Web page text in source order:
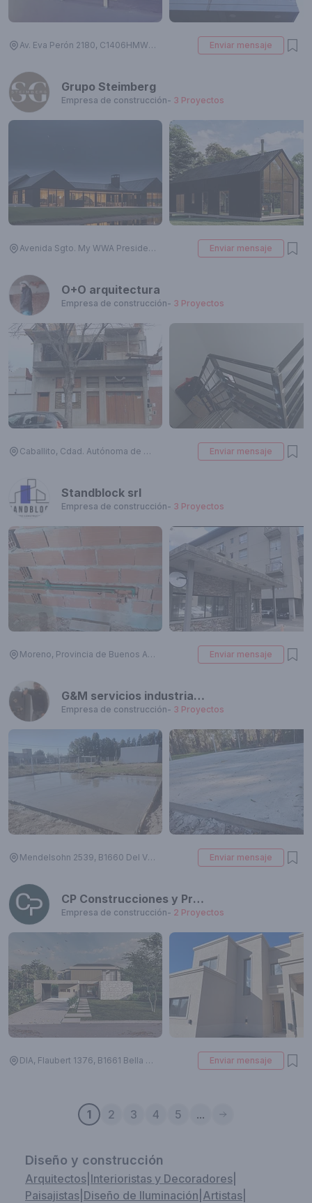
Av. Eva Perón 2180, C1406HMW Cdad. Autónoma de Buenos Aires, Argentina Enviar mensaje
Grupo Steimberg
Empresa de construcción- 3 Proyectos
Avenida Sgto. My WWA Presidente Derqui Buenos Aires AR, Av. Sgto. Cayetano Beliera 3025, B1629 Pilar, Provincia de Buenos Aires, Argentina Enviar mensaje
O+O arquitectura
Empresa de construcción- 3 Proyectos
Caballito, Cdad. Autónoma de Buenos Aires, Argentina Enviar mensaje
Standblock srl
Empresa de construcción- 3 Proyectos
Moreno, Provincia de Buenos Aires, Argentina Enviar mensaje
G&M servicios industriales
Empresa de construcción- 3 Proyectos
Mendelsohn 2539, B1660 Del Viso, Provincia de Buenos Aires, Argentina Enviar mensaje
CP Construcciones y Proyectos
Empresa de construcción- 2 Proyectos
DIA, Flaubert 1376, B1661 Bella Vista, Provincia de Buenos Aires, Argentina Enviar mensaje
1 2 3 4 5 ...
Diseño y construcción
Arquitectos Interioristas y Decoradores
Paisajistas Diseño de Iluminación Artistas